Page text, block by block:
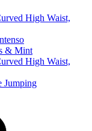
High Waist,
& Mint
High Waist,
Jumping